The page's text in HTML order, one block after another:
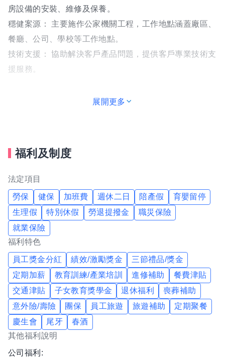
房設備的安裝、維修及保養。
穩健案源： 主要施作公家機關工程，工作地點涵蓋廠區、
餐廳、公司、學校等工作地點。
技術支援： 協助解決客戶產品問題，提供客戶專業技術支
援服務。
展開更多
福利及制度
法定項目
勞保 健保 加班費 週休二日 陪產假
育嬰留停
生理假
特別休假 勞退提撥金
職災保險
就業保險
福利特色
員工獎金分紅 績效/激勵獎金
三節禮品/獎金
定期加薪
教育訓練/產業培訓 進修補助
餐費津貼
交通津貼
子女教育獎學金 退休福利
喪葬補助
意外險/壽險
團保 員工旅遊 旅遊補助
定期聚餐
慶生會
尾牙
春酒
其他福利說明
公司福利: